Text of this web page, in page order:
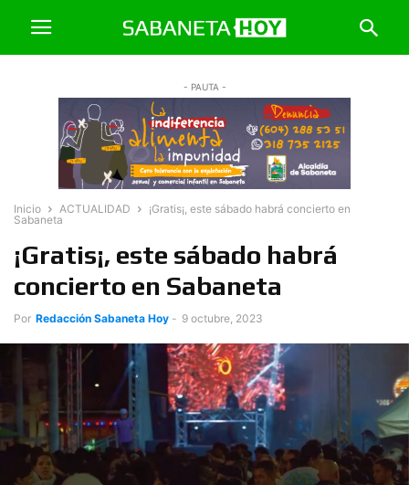
- PAUTA -
Inicio ACTUALIDAD
¡Gratis¡, este sábado habrá concierto en
Sabaneta
¡Gratis¡, este sábado habrá
concierto en Sabaneta
Por Redacción Sabaneta Hoy - 9 octubre, 2023